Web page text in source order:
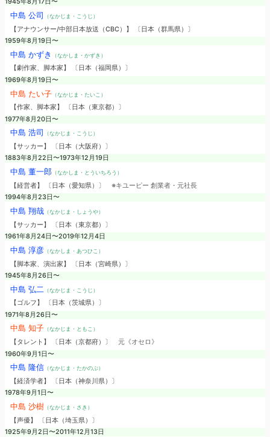
1945年8月17日〜
中島 公司 （なかじま・こうじ）
【アナウンサー/中部日本放送（CBC）】 〔日本（群馬県）〕
1959年8月19日〜
中島 かずき （なかしま・かずき）
【劇作家、脚本家】 〔日本（福岡県）〕
1969年8月19日〜
中島 たい子（なかじま・たいこ）
【作家、脚本家】 〔日本（東京都）〕
1977年8月20日〜
中島 浩司 （なかじま・こうじ）
【サッカー】 〔日本（大阪府）〕
1883年8月22日〜1973年12月19日
中島 董一郎（なかしま・とういちろう）
【経営者】 〔日本（愛知県）〕 ※キユーピー 創業者・元社長
1994年8月23日〜
中島 翔哉（なかじま・しょうや）
【サッカー】 〔日本（東京都）〕
1961年8月24日〜2019年12月4日
中島 淳彦（なかしま・あつひこ）
【脚本家、演出家】 〔日本（宮崎県）〕
1945年8月26日〜
中島 弘二 （なかじま・こうじ）
【ゴルフ】 〔日本（茨城県）〕
1971年8月26日〜
中島 知子（なかじま・ともこ）
【タレント】 〔日本（京都府）〕 元《オセロ》
1960年9月1日〜
中島 隆信（なかじま・たかのぶ）
【経済学者】 〔日本（神奈川県）〕
1978年9月1日〜
中島 沙樹（なかじま・さき）
【声優】 〔日本（埼玉県）〕
1925年9月2日〜2011年12月13日